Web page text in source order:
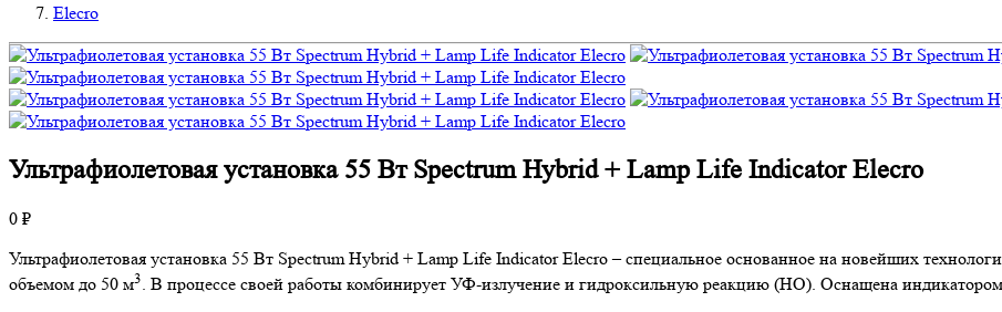
Elecro
Ультрафиолетовая установка 55 Вт Spectrum Hybrid + Lamp Life Indicator Elecro
0 ₽
Ультрафиолетовая установка 55 Вт Spectrum Hybrid + Lamp Life Indicator Elecro – специальное основанное на новейших
объемом до 50 м3. В процессе своей работы комбинирует УФ-излучение и гидроксильную реакцию (HO). Оснащена